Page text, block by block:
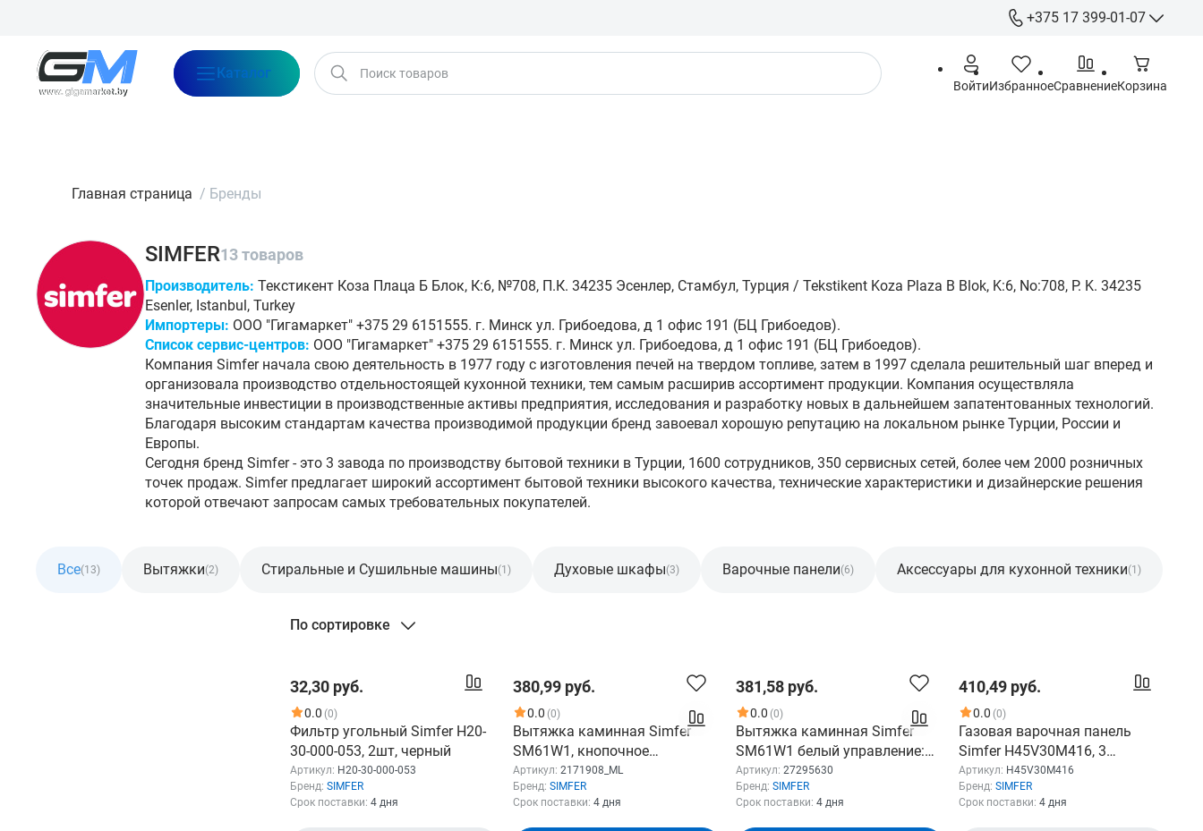
+375 17 399-01-07
+375 17 399-
+375 29 555-
- г. Минск ул.
Каталог
ВойтиИзбранноеСравнениеКорзина
Главная страница / Бренды
SIMFER13 товаров
Производитель: Текстикент Коза Плаца Б Блок, К:6, №708, П.К. 34235 Эсенлер, Стамбул, Турция / Tekstikent Koza Plaza B Blok, K:6, No:708, P. K. 34235
Esenler, Istanbul, Turkey
Импортеры: ООО "Гигамаркет" +375 29 6151555. г. Минск ул. Грибоедова, д 1 офис 191 (БЦ Грибоедов).
Список сервис-центров: ООО "Гигамаркет" +375 29 6151555. г. Минск ул. Грибоедова, д 1 офис 191 (БЦ Грибоедов).
Компания Simfer начала свою деятельность в 1977 году с изготовления печей на твердом топливе, затем в 1997 сделала решительный шаг вперед и
организовала производство отдельностоящей кухонной техники, тем самым расширив ассортимент продукции. Компания осуществляла
значительные инвестиции в производственные активы предприятия, исследования и разработку новых в дальнейшем запатентованных технологий.
Благодаря высоким стандартам качества производимой продукции бренд завоевал хорошую репутацию на локальном рынке Турции, России и
Европы.
Сегодня бренд Simfer - это 3 завода по производству бытовой техники в Турции, 1600 сотрудников, 350 сервисных сетей, более чем 2000 розничных
точек продаж. Simfer предлагает широкий ассортимент бытовой техники высокого качества, технические характеристики и дизайнерские решения
которой отвечают запросам самых требовательных покупателей.
Все(13) Вытяжки(2) Стиральные и Сушильные машины(1) Духовые шкафы(3) Варочные панели(6) Аксессуары для кухонной техники(1)
По сортировке
32,30 руб.
0.0 (0)
Фильтр угольный Simfer H20-
30-000-053, 2шт, черный
Артикул: H20-30-000-053
Бренд: SIMFER
Срок поставки: 4 дня
380,99 руб.
0.0 (0)
Вытяжка каминная Simfer
SM61W1, кнопочное
управление, белый
Артикул: 2171908_ML
Бренд: SIMFER
Срок поставки: 4 дня
381,58 руб.
0.0 (0)
Вытяжка каминная Simfer
SM61W1 белый управление:
кнопочное 1 мотор (27295630)
Артикул: 27295630
Бренд: SIMFER
Срок поставки: 4 дня
410,49 руб.
0.0 (0)
Газовая варочная панель
Simfer H45V30M416, 3
конфорки, нержавеющая
сталь, серый
Артикул: H45V30M416
Бренд: SIMFER
Срок поставки: 4 дня